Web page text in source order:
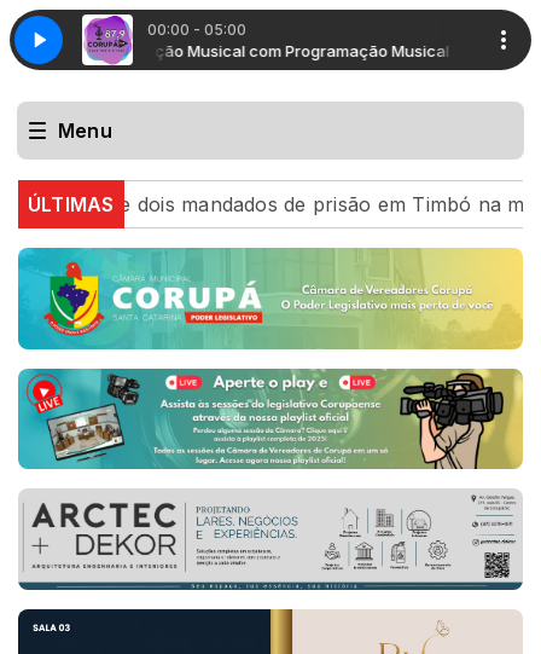
00:00 - 05:00
Programação Musical com Programação Musical
Menu
ÚLTIMAS
dois mandados de prisão em Timbó na mesma